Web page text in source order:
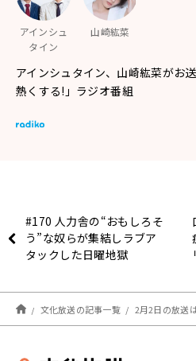
アインシュ
タイン
山崎紘菜
アインシュタイン、山崎紘菜がお
熱くする!」ラジオ番組
#170 人力舎の“おもしろそ
う”な奴らが集結しラブア
タックした日曜地獄
文化放送の記事一覧 2月2日の放送はゲストにアーティスト・ぼっちぼ